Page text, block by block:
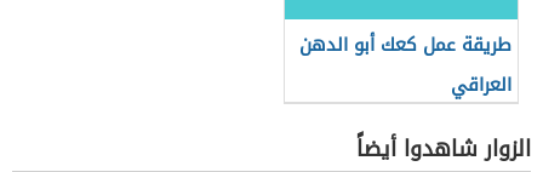
طريقة عمل كعك أبو الدهن
العراقي
الزوار شاهدوا أيضاً